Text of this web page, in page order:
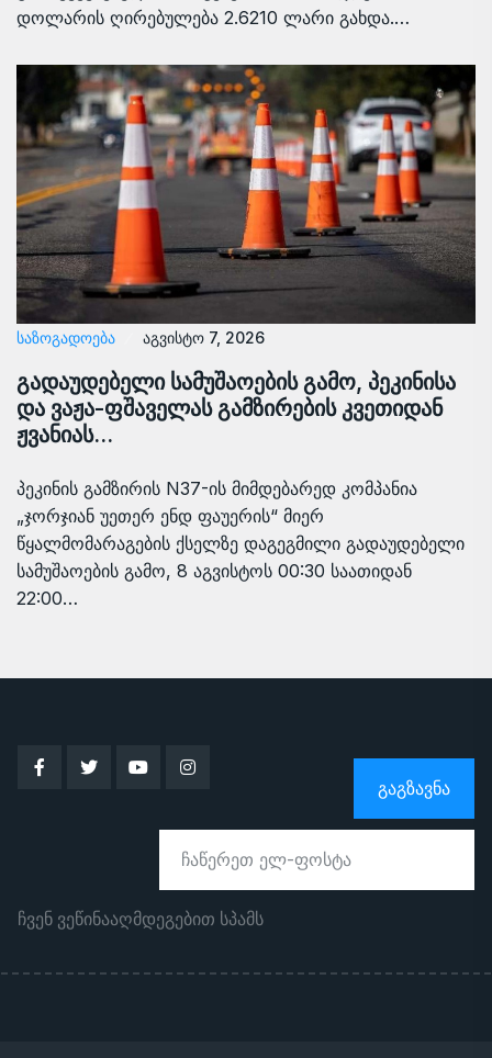
დოლარის ღირებულება 2.6210 ლარი გახდა.…
ᲡᲐᲖᲝᲒᲐᲓᲝᲔᲑᲐ აგვისტო 7, 2026
გადაუდებელი სამუშაოების გამო, პეკინისა
და ვაჟა-ფშაველას გამზირების კვეთიდან
ჟვანიას…
პეკინის გამზირის N37-ის მიმდებარედ კომპანია
„ჯორჯიან უეთერ ენდ ფაუერის“ მიერ
წყალმომარაგების ქსელზე დაგეგმილი გადაუდებელი
სამუშაოების გამო, 8 აგვისტოს 00:30 საათიდან
22:00…
ᲒᲐᲒᲖᲐᲕᲜᲐ
ჩვენ ვეწინააღმდეგებით სპამს